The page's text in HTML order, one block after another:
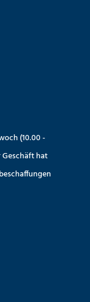
(10.00 -
Geschäft hat